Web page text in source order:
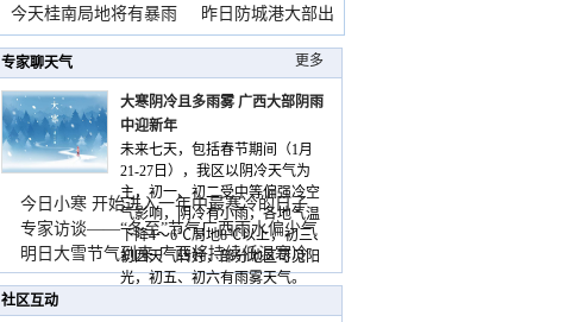
份
今天桂南局地将有暴雨
昨日防城港大部出
现暴
专家聊天气 更多
大寒阴冷且多雨雾 广西大部阴雨
中迎新年
未来七天，包括春节期间（1月
21-27日），我区以阴冷天气为
主，初一、初二受中等偏强冷空
气影响，阴冷有小雨，各地气温
下降4～6℃局地8℃以上，初三、
初四天气转好，部分地区可见阳
光，初五、初六有雨雾天气。
今日小寒 开始进入一年中最寒冷的日子
专家访谈——“冬至”节气广西雨水偏少气
温低
明日大雪节气到来 广西将持续低温寒冷
天气
社区互动